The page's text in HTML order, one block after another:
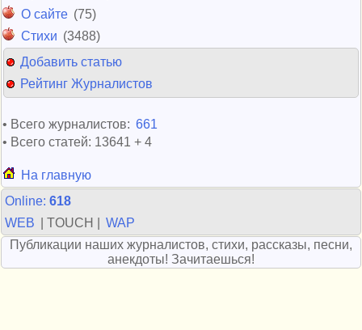
О сайте (75)
Стихи (3488)
Добавить статью
Рейтинг Журналистов
• Всего журналистов: 661
• Всего статей: 13641 + 4
На главную
Online: 618
WEB
| TOUCH |
WAP
Публикации наших журналистов, стихи, рассказы, песни,
анекдоты! Зачитаешься!